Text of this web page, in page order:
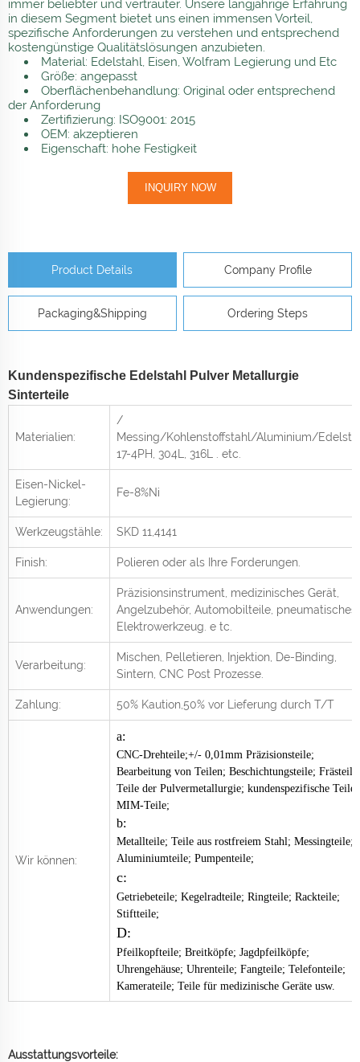
immer beliebter und vertrauter. Unsere langjährige Erfahrung
in diesem Segment bietet uns einen immensen Vorteil,
spezifische Anforderungen zu verstehen und entsprechend
kostengünstige Qualitätslösungen anzubieten.
Material: Edelstahl, Eisen, Wolfram Legierung und Etc
Größe: angepasst
Oberflächenbehandlung: Original oder entsprechend
der Anforderung
Zertifizierung: ISO9001: 2015
OEM: akzeptieren
Eigenschaft: hohe Festigkeit
INQUIRY NOW
Product Details Company Profile
Packaging&Shipping Ordering Steps
Kundenspezifische Edelstahl Pulver Metallurgie
Sinterteile
Materialien:
/
Messing/Kohlenstoffstahl/Aluminium/
17-4PH, 304L, 316L
. etc.
Eisen-Nickel-
Legierung:
Fe-8%Ni
Werkzeugstähle: SKD 11,4141
Finish: Polieren oder als Ihre Forderungen.
Anwendungen:
Präzisionsinstrument, medizinisches Gerät,
Angelzubehör, Automobilteile, pneumatisches
Elektrowerkzeug. e tc.
Verarbeitung:
Mischen, Pelletieren, Injektion, De-Binding,
Sintern, CNC Post Prozesse.
Zahlung: 50% Kaution,50% vor Lieferung durch T/T
Wir können:
a:
CNC-Drehteile;+/- 0,01mm Präzisionsteile;
Bearbeitung von Teilen; Beschichtungsteile; Frästeile;
Teile der Pulvermetallurgie; kundenspezifische Teile;
MIM-Teile;
b:
Metallteile; Teile aus rostfreiem Stahl; Messingteile;
Aluminiumteile; Pumpenteile;
c:
Getriebeteile; Kegelradteile; Ringteile; Rackteile;
Stiftteile;
D:
Pfeilkopfteile; Breitköpfe; Jagdpfeilköpfe;
Uhrengehäuse; Uhrenteile; Fangteile; Telefonteile;
Kamerateile; Teile für medizinische Geräte usw.
Ausstattungsvorteile: